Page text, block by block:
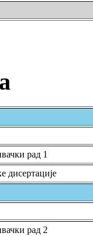
рад 1
дисертације
рад 2